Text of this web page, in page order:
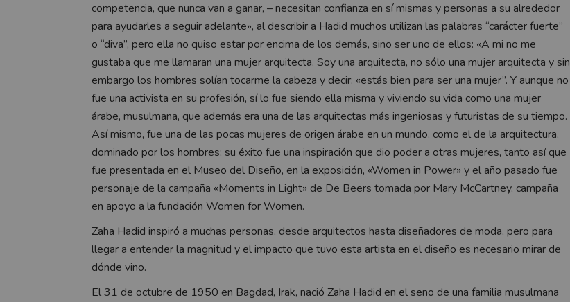
competencia, que nunca van a ganar, – necesitan confianza en sí mismas y personas a su alrededor
para ayudarles a seguir adelante», al describir a Hadid muchos utilizan las palabras “carácter fuerte”
o “diva”, pero ella no quiso estar por encima de los demás, sino ser uno de ellos: «A mi no me
gustaba que me llamaran una mujer arquitecta. Soy una arquitecta, no sólo una mujer arquitecta y sin
embargo los hombres solían tocarme la cabeza y decir: «estás bien para ser una mujer”. Y aunque no
fue una activista en su profesión, sí lo fue siendo ella misma y viviendo su vida como una mujer
árabe, musulmana, que además era una de las arquitectas más ingeniosas y futuristas de su tiempo.
Así mismo, fue una de las pocas mujeres de origen árabe en un mundo, como el de la arquitectura,
dominado por los hombres; su éxito fue una inspiración que dio poder a otras mujeres, tanto así que
fue presentada en el Museo del Diseño, en la exposición, «Women in Power» y el año pasado fue
personaje de la campaña «Moments in Light» de De Beers tomada por Mary McCartney, campaña
en apoyo a la fundación Women for Women.
Zaha Hadid inspiró a muchas personas, desde arquitectos hasta diseñadores de moda, pero para
llegar a entender la magnitud y el impacto que tuvo esta artista en el diseño es necesario mirar de
dónde vino.
El 31 de octubre de 1950 en Bagdad, Irak, nació Zaha Hadid en el seno de una familia musulmana